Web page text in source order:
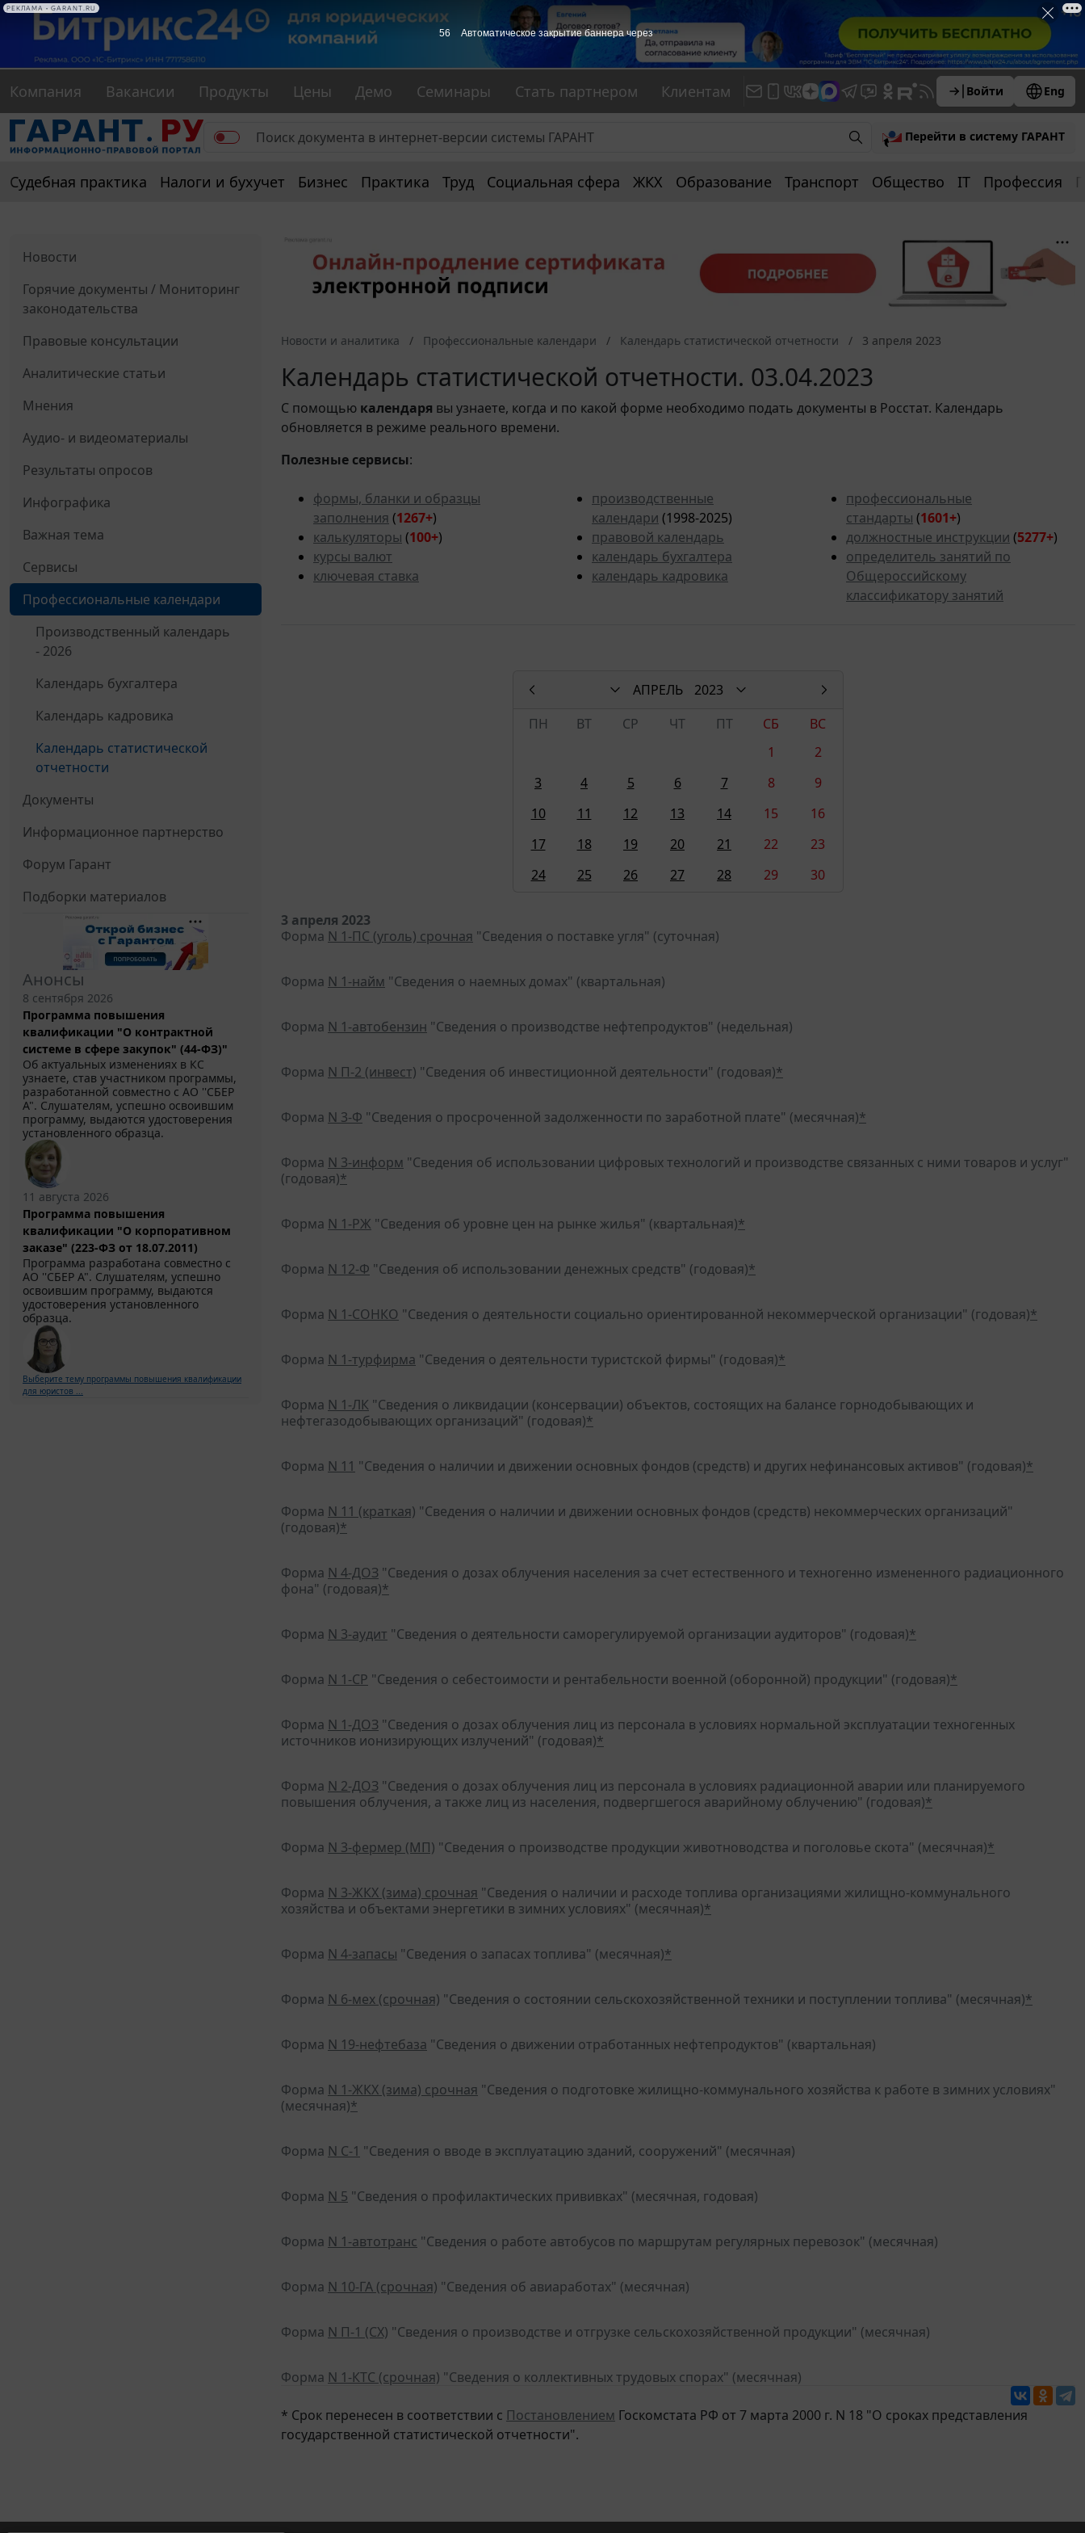
Компания Вакансии Продукты Цены Демо Семинары Стать партнером Клиентам Войти Eng
Перейти в систему ГАРАНТ
Судебная практика Налоги и бухучет Бизнес Практика Труд Социальная сфера ЖКХ Образование Транспорт Общество IT Профессия
Новости
Горячие документы / Мониторинг
законодательства
Правовые консультации
Аналитические статьи
Мнения
Аудио- и видеоматериалы
Результаты опросов
Инфографика
Важная тема
Сервисы
Профессиональные календари
Производственный календарь
- 2026
Календарь бухгалтера
Календарь кадровика
Календарь статистической
отчетности
Документы
Информационное партнерство
Форум Гарант
Подборки материалов
Анонсы
8 сентября 2026
Программа повышения
квалификации "О контрактной
системе в сфере закупок" (44-ФЗ)"
Об актуальных изменениях в КС
узнаете, став участником программы,
разработанной совместно с АО ''СБЕР
А". Слушателям, успешно освоившим
программу, выдаются удостоверения
установленного образца.
11 августа 2026
Программа повышения
квалификации "О корпоративном
заказе" (223-ФЗ от 18.07.2011)
Программа разработана совместно с
АО ''СБЕР А". Слушателям, успешно
освоившим программу, выдаются
удостоверения установленного
образца.
Выберите тему программы повышения квалификации
для юристов ...
Новости и аналитика Профессиональные календари Календарь статистической отчетности 3 апреля 2023
Календарь статистической отчетности. 03.04.2023
С помощью календаря вы узнаете, когда и по какой форме необходимо подать документы в Росстат. Календарь
обновляется в режиме реального времени.
Полезные сервисы:
формы, бланки и образцы
заполнения (1267+)
калькуляторы (100+)
курсы валют
ключевая ставка
производственные
календари (1998-2025)
правовой календарь
календарь бухгалтера
календарь кадровика
профессиональные
стандарты (1601+)
должностные инструкции (5277+)
определитель занятий по
Общероссийскому
классификатору занятий
АПРЕЛЬ
2023
ПН
ВТ СР ЧТ ПТ СБ
ВС
1
2
3
4 5 6 7 8
9
10
11 12 13 14 15
16
17
18 19 20 21 22
23
24
25 26 27 28 29 30
3 апреля 2023
Форма N 1-ПС (уголь) срочная "Сведения о поставке угля" (суточная)
Форма N 1-найм "Сведения о наемных домах" (квартальная)
Форма N 1-автобензин "Сведения о производстве нефтепродуктов" (недельная)
Форма N П-2 (инвест) "Сведения об инвестиционной деятельности" (годовая)*
Форма N 3-Ф "Сведения о просроченной задолженности по заработной плате" (месячная)*
Форма N 3-информ "Сведения об использовании цифровых технологий и производстве связанных с ними товаров и услуг"
(годовая)*
Форма N 1-РЖ "Сведения об уровне цен на рынке жилья" (квартальная)*
Форма N 12-Ф "Сведения об использовании денежных средств" (годовая)*
Форма N 1-СОНКО "Сведения о деятельности социально ориентированной некоммерческой организации" (годовая)*
Форма N 1-турфирма "Сведения о деятельности туристской фирмы" (годовая)*
Форма N 1-ЛК "Сведения о ликвидации (консервации) объектов, состоящих на балансе горнодобывающих и
нефтегазодобывающих организаций" (годовая)*
Форма N 11 "Сведения о наличии и движении основных фондов (средств) и других нефинансовых активов" (годовая)*
Форма N 11 (краткая) "Сведения о наличии и движении основных фондов (средств) некоммерческих организаций"
(годовая)*
Форма N 4-ДОЗ "Сведения о дозах облучения населения за счет естественного и техногенно измененного радиационного
фона" (годовая)*
Форма N 3-аудит "Сведения о деятельности саморегулируемой организации аудиторов" (годовая)*
Форма N 1-СР "Сведения о себестоимости и рентабельности военной (оборонной) продукции" (годовая)*
Форма N 1-ДОЗ "Сведения о дозах облучения лиц из персонала в условиях нормальной эксплуатации техногенных
источников ионизирующих излучений" (годовая)*
Форма N 2-ДОЗ "Сведения о дозах облучения лиц из персонала в условиях радиационной аварии или планируемого
повышения облучения, а также лиц из населения, подвергшегося аварийному облучению" (годовая)*
Форма N 3-фермер (МП) "Сведения о производстве продукции животноводства и поголовье скота" (месячная)*
Форма N 3-ЖКХ (зима) срочная "Сведения о наличии и расходе топлива организациями жилищно-коммунального
хозяйства и объектами энергетики в зимних условиях" (месячная)*
Форма N 4-запасы "Сведения о запасах топлива" (месячная)*
Форма N 6-мех (срочная) "Сведения о состоянии сельскохозяйственной техники и поступлении топлива" (месячная)*
Форма N 19-нефтебаза "Сведения о движении отработанных нефтепродуктов" (квартальная)
Форма N 1-ЖКХ (зима) срочная "Сведения о подготовке жилищно-коммунального хозяйства к работе в зимних условиях"
(месячная)*
Форма N С-1 "Сведения о вводе в эксплуатацию зданий, сооружений" (месячная)
Форма N 5 "Сведения о профилактических прививках" (месячная, годовая)
Форма N 1-автотранс "Сведения о работе автобусов по маршрутам регулярных перевозок" (месячная)
Форма N 10-ГА (срочная) "Сведения об авиаработах" (месячная)
Форма N П-1 (СХ) "Сведения о производстве и отгрузке сельскохозяйственной продукции" (месячная)
Форма N 1-КТС (срочная) "Сведения о коллективных трудовых спорах" (месячная)
* Срок перенесен в соответствии с Постановлением Госкомстата РФ от 7 марта 2000 г. N 18 "О сроках представления
государственной статистической отчетности".
55 Автоматическое закрытие баннера через
РЕКЛАМА • GARANT.RU